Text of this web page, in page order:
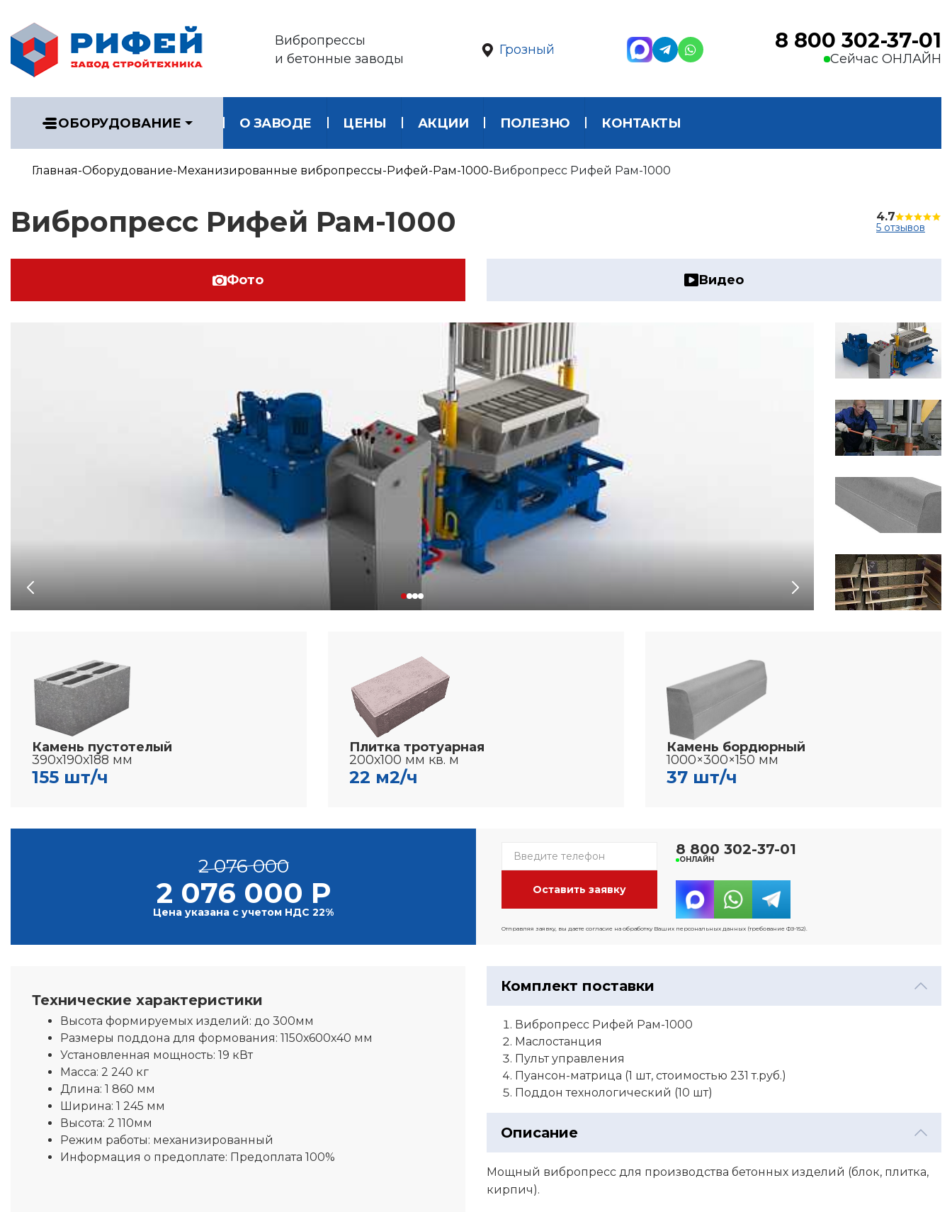
Вибропрессы
и бетонные заводы
Грозный 8 800 302-37-01
Сейчас ОНЛАЙН
ОБОРУДОВАНИЕ О ЗАВОДЕ ЦЕНЫ АКЦИИ ПОЛЕЗНО КОНТАКТЫ
Главная Оборудование Механизированные вибропрессы Рифей-Рам-1000 Вибропресс Рифей Рам-1000
Вибропресс Рифей Рам-1000 4.7
5 отзывов
Фото Видео
Камень пустотелый
390х190х188 мм
155 шт/ч
Плитка тротуарная
200х100 мм кв. м
22 м2/ч
Камень бордюрный
1000×300×150 мм
37 шт/ч
2 076 000
2 076 000 Р
Цена указана с учетом НДС 22%
8 800 302-37-01
ОНЛАЙН
Отправляя заявку, вы даете согласие на обработку Ваших персональных данных (требование ФЗ-152).
Технические характеристики
Высота формируемых изделий: до 300мм
Размеры поддона для формования: 1150х600х40 мм
Установленная мощность: 19 кВт
Масса: 2 240 кг
Длина: 1 860 мм
Ширина: 1 245 мм
Высота: 2 110мм
Режим работы: механизированный
Информация о предоплате: Предоплата 100%
Комплект поставки
Вибропресс Рифей Рам-1000
Маслостанция
Пульт управления
Пуансон-матрица (1 шт, стоимостью 231 т.руб.)
Поддон технологический (10 шт)
Описание
Мощный вибропресс для производства бетонных изделий (блок, плитка,
кирпич).